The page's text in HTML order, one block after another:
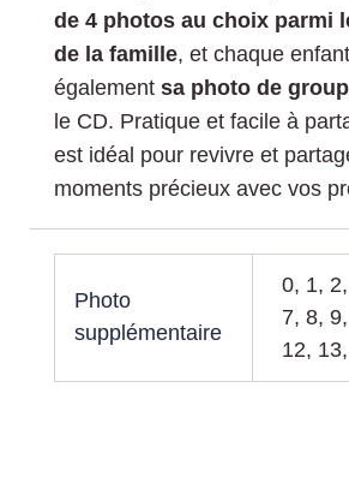
de 4 photos au choix parmi
de la famille, et chaque
également sa photo de
le CD. Pratique et facile à
est idéal pour revivre et
moments précieux avec vos
Photo
supplémentaire
0, 1,
7, 8,
12,